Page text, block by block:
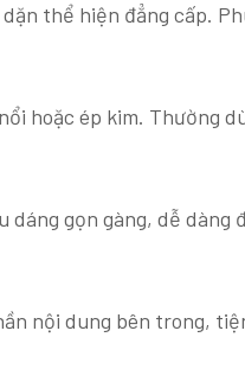
thể hiện đẳng cấp.
hoặc ép kim. Thường
dáng gọn gàng, dễ
nội dung bên trong,